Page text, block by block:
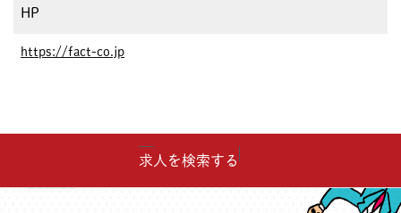
HP
https://fact-co.jp
求人を検索する